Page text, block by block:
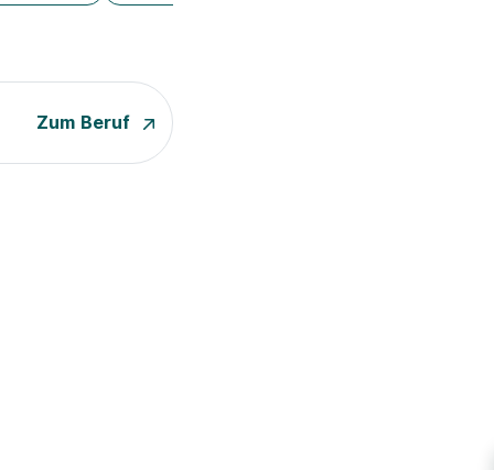
Zum Beruf